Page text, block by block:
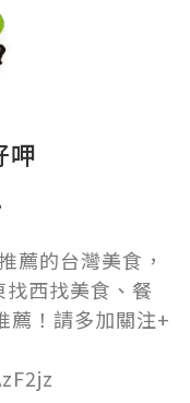
呷
薦的台灣美食，
西找美食、餐
薦！請多加關注+